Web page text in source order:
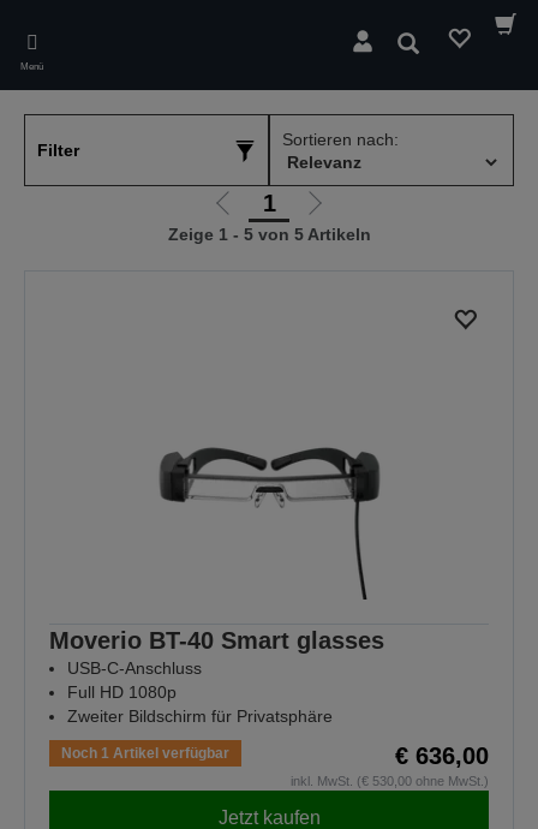
main
content
Menü
Suchen
Filter
Sortieren nach:
Zur
vorherigen
1
Zur
nächsten
Zeige 1 - 5 von 5 Artikeln
Moverio BT-40 Smart glasses
USB-C-Anschluss
Full HD 1080p
Zweiter Bildschirm für Privatsphäre
Noch 1 Artikel verfügbar € 636,00
inkl. MwSt. (€ 530,00 ohne MwSt.)
Jetzt kaufen